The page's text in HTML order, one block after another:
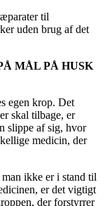
til
uden brug af det
MÅL PÅ HUSK
egen krop. Det
skal tilbage, er
slippe af sig, hvor
medicin, der
ikke er i stand til
er det vigtigt
der forstyrrer